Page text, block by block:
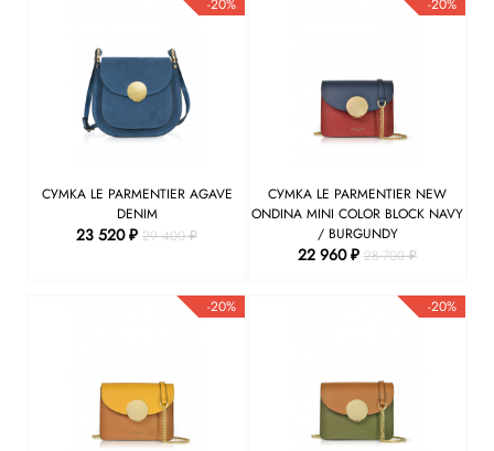
-20%
СУМКА LE PARMENTIER AGAVE
DENIM
23 520 ₽ 29 400 ₽
-20%
СУМКА LE PARMENTIER NEW
ONDINA MINI COLOR BLOCK NAVY
/ BURGUNDY
22 960 ₽ 28 700 ₽
-20% -20%